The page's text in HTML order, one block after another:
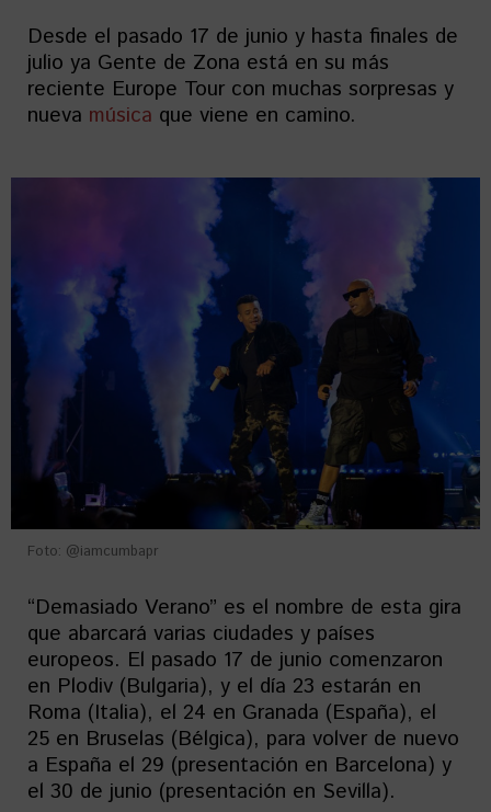
Desde el pasado 17 de junio y hasta finales de
julio ya Gente de Zona está en su más
reciente Europe Tour con muchas sorpresas y
nueva música que viene en camino.
Foto: @iamcumbapr
“Demasiado Verano” es el nombre de esta gira
que abarcará varias ciudades y países
europeos. El pasado 17 de junio comenzaron
en Plodiv (Bulgaria), y el día 23 estarán en
Roma (Italia), el 24 en Granada (España), el
25 en Bruselas (Bélgica), para volver de nuevo
a España el 29 (presentación en Barcelona) y
el 30 de junio (presentación en Sevilla).